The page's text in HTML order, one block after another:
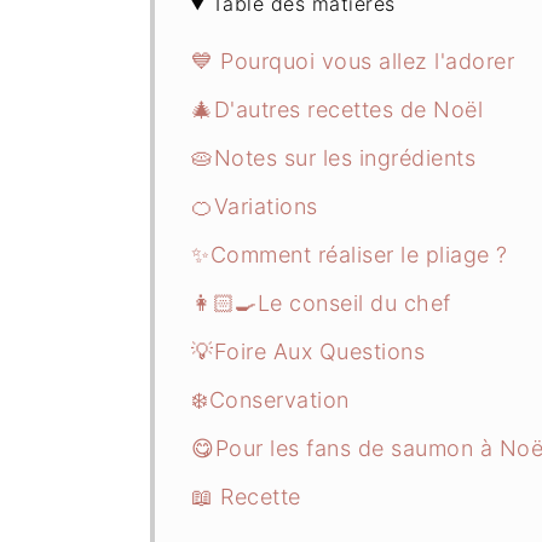
💙 Pourquoi vous allez l'adorer
🎄D'autres recettes de Noël
🥧Notes sur les ingrédients
🍊Variations
✨Comment réaliser le pliage ?
👩🏻‍🍳Le conseil du chef
💡Foire Aux Questions
❄️Conservation
😋Pour les fans de saumon à
📖 Recette